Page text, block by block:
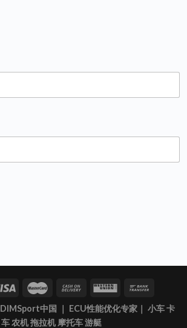
DIMSport中国 ｜ ECU性能优化专家｜ 小车 卡
车 农机 拖拉机 摩托车 游艇